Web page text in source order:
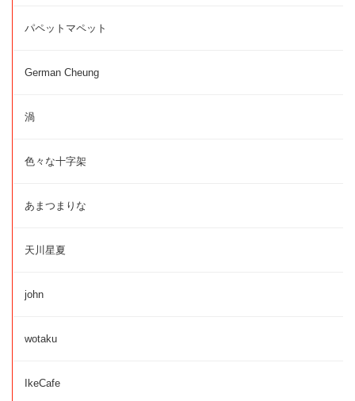
パペットマペット
German Cheung
渦
色々な十字架
あまつまりな
天川星夏
john
wotaku
IkeCafe